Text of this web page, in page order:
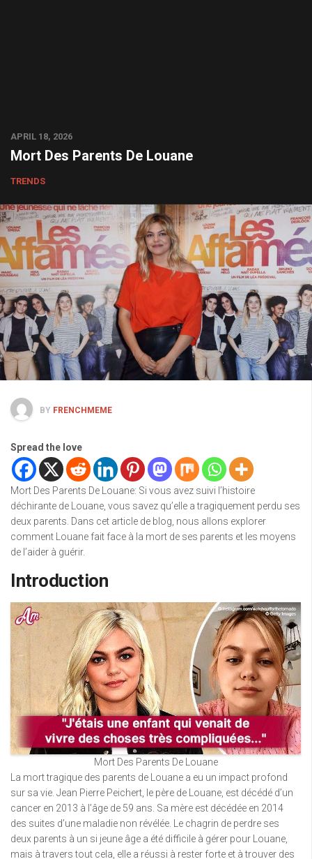
APRIL 18, 2026
Mort Des Parents De Louane
TRENDS
BY FRENCHMEME
Spread the love
Mort Des Parents De Louane: Si vous avez suivi l’histoire
déchirante de Louane, vous savez qu’elle a tragiquement perdu ses
deux parents. Dans cet article de blog, nous allons explorer
comment Louane fait face à la mort de ses parents et les moyens
de l’aider à guérir.
Introduction
Mort Des Parents De Louane
La mort tragique des parents de Louane a eu un impact profond
sur sa vie. Jean Pierre Peichert, le père de Louane, est décédé d’un
cancer en 2013 à l’âge de 59 ans. Sa mère est décédée en 2014
des suites d’une maladie non révélée. Le chagrin de perdre ses
deux parents à un si jeune âge a été difficile à gérer pour Louane,
mais à travers tout cela, elle a réussi à rester forte et à trouver des